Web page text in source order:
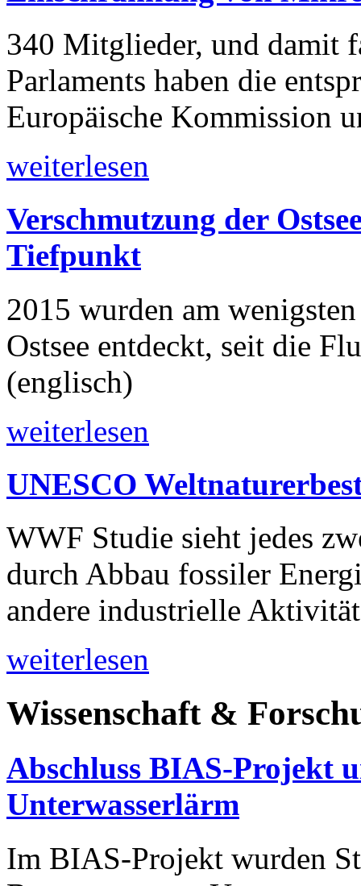
340 Mitglieder, und damit
Parlaments haben die
Europäische Kommission
weiterlesen
Verschmutzung der
Tiefpunkt
2015 wurden am
Ostsee entdeckt, seit die
(englisch)
weiterlesen
UNESCO
WWF Studie sieht jedes
durch Abbau fossiler
andere industrielle
weiterlesen
Wissenschaft &
Abschluss BIAS-Projekt
Unterwasserlärm
Im BIAS-Projekt wurden